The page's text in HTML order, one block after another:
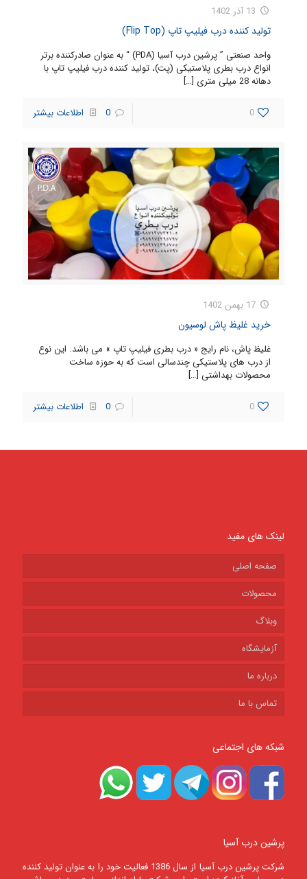
13 آذر 1402
تولید کننده درب فیلیپ تاپ (Flip Top)
واحد صنعتی ” پرشین درب آسیا (PDA) “ به عنوان صادرکننده برتر
انواع درب بطری پلاستیکی (پت)، تولید کننده درب فیلیپ تاپ با
دهانه 28 میلی متری
[…]
0
0 اطلاعات بیشتر
17 بهمن 1402
خرید غلیظ پاش لوسیون
غلیظ پاش، نام رایج « درب بطری فیلیپ تاپ » می باشد. این نوع
از درب های پلاستیکی چندسالی است که به حوزه ساخت
محصولات بهداشتی […]
0
0 اطلاعات بیشتر
لینک های مفید
صفحه اصلی
محصولات
وبلاگ
آزمایشگاه
درباره ما
تماس با ما
شبکه های اجتماعی
پرشین درب آسیا
شرکت پرشين درب آسيا از سال 1386 فعالیت خود را به عنوان تولید کننده